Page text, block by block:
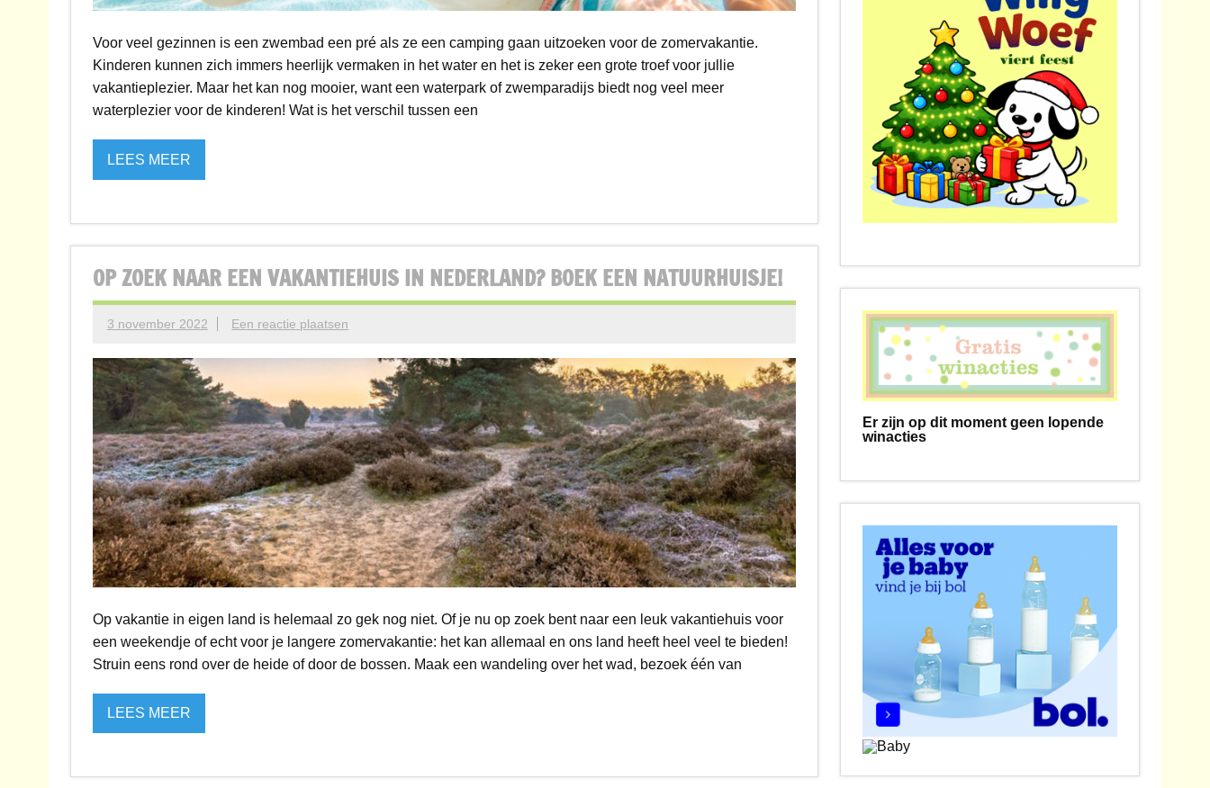
Voor veel gezinnen is een zwembad een pré als ze een camping gaan uitzoeken voor de zomervakantie.
Kinderen kunnen zich immers heerlijk vermaken in het water en het is zeker een grote troef voor jullie
vakantieplezier. Maar het kan nog mooier, want een waterpark of zwemparadijs biedt nog veel meer
waterplezier voor de kinderen! Wat is het verschil tussen een
LEES MEER
OP ZOEK NAAR EEN VAKANTIEHUIS IN NEDERLAND? BOEK EEN NATUURHUISJE!
3 november 2022 Een reactie plaatsen
Op vakantie in eigen land is helemaal zo gek nog niet. Of je nu op zoek bent naar een leuk vakantiehuis voor
een weekendje of echt voor je langere zomervakantie: het kan allemaal en ons land heeft heel veel te bieden!
Struin eens rond over de heide of door de bossen. Maak een wandeling over het wad, bezoek één van
LEES MEER
Er zijn op dit moment geen lopende
winacties